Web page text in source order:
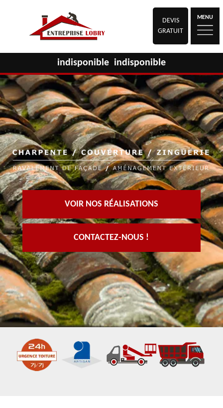
DEVIS
GRATUIT
MENU
indisponible indisponible
VOIR NOS RÉALISATIONS
CONTACTEZ-NOUS !